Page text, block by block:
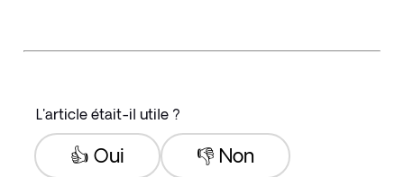
L'article était-il utile ?
👎 Non
👍 Oui